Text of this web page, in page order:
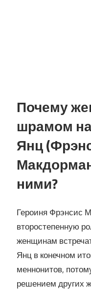
Почему
шрамом
Янц
ними?
Героиня Фрэнсис
второстепенную
женщинам
Янц в конечном
меннонитов,
решением других